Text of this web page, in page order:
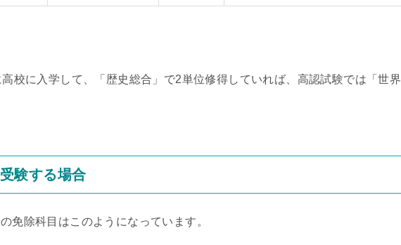
校に⼊学して、「歴史総合」で2単位修得していれば、高認試験では「世界
験する場合
免除科目はこのようになっています。